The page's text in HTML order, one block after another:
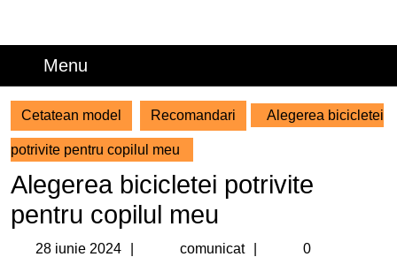
Menu
Cetatean model Recomandari Alegerea bicicletei
potrivite pentru copilul meu
Alegerea bicicletei potrivite
pentru copilul meu
28 iunie 2024 comunicat comunicat
0